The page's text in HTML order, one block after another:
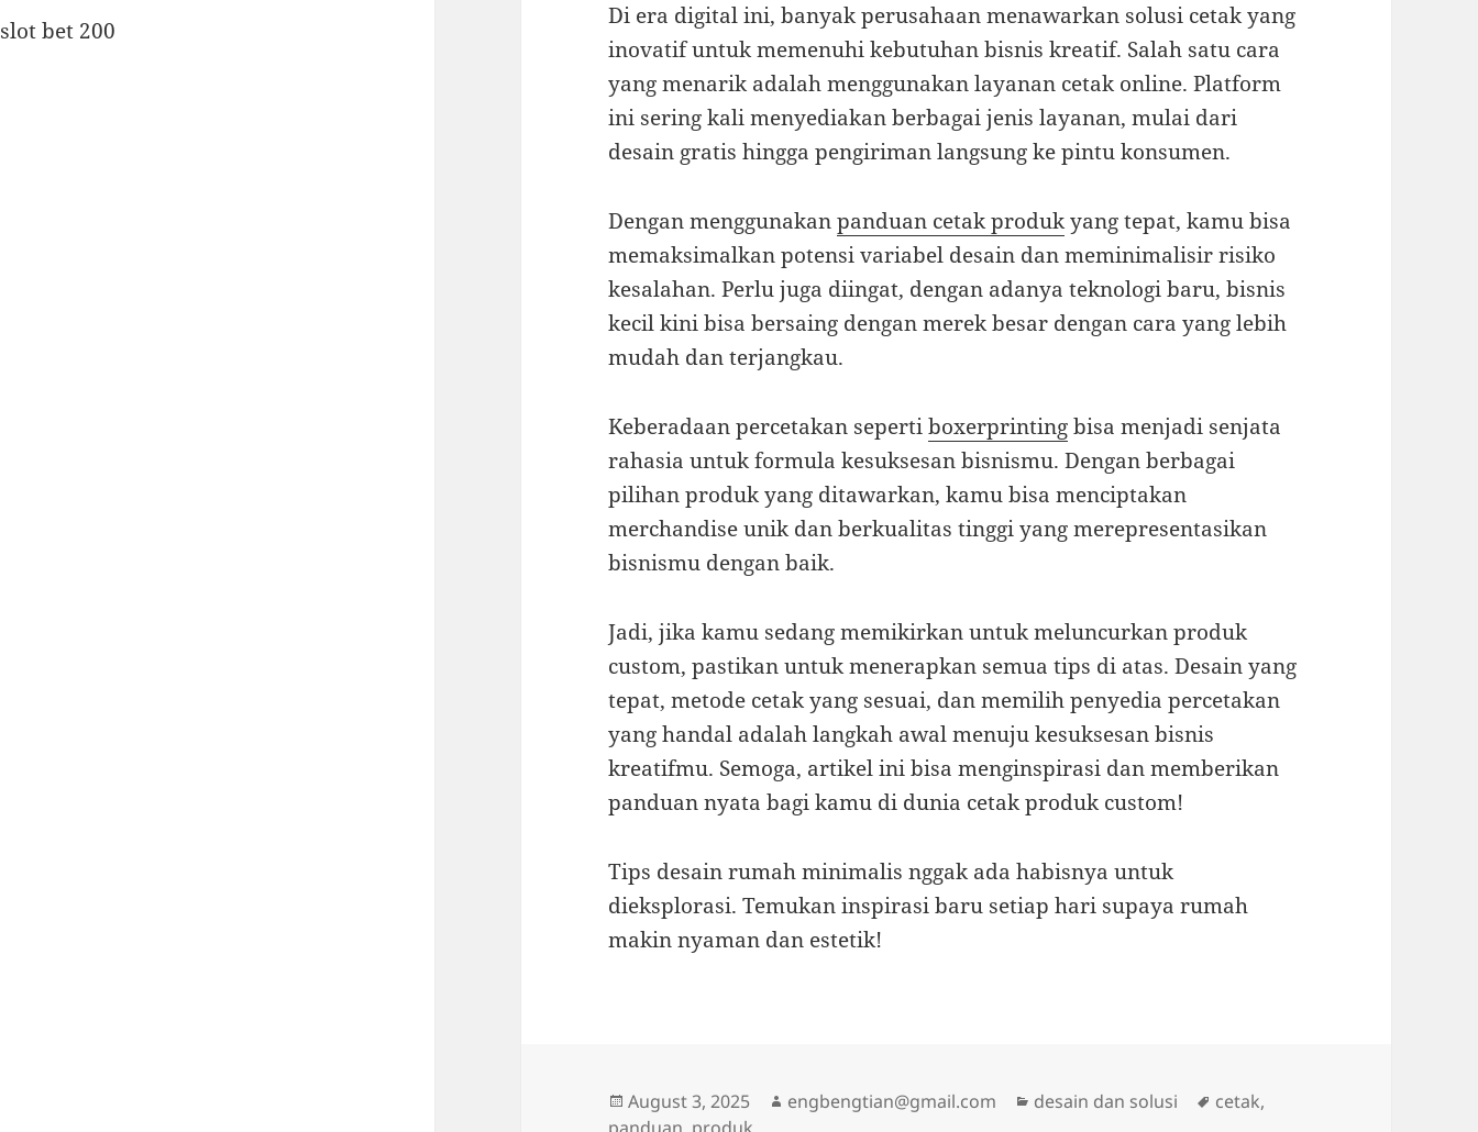
slot bet 200
Di era digital ini, banyak perusahaan menawarkan solusi cetak yang
inovatif untuk memenuhi kebutuhan bisnis kreatif. Salah satu cara
yang menarik adalah menggunakan layanan cetak online. Platform
ini sering kali menyediakan berbagai jenis layanan, mulai dari
desain gratis hingga pengiriman langsung ke pintu konsumen.
Dengan menggunakanpanduan cetak produkyang tepat, kamu bisa
memaksimalkan potensi variabel desain dan meminimalisir risiko
kesalahan. Perlu juga diingat, dengan adanya teknologi baru, bisnis
kecil kini bisa bersaing dengan merek besar dengan cara yang lebih
mudah dan terjangkau.
Keberadaan percetakan sepertiboxerprintingbisa menjadi senjata
rahasia untuk formula kesuksesan bisnismu. Dengan berbagai
pilihan produk yang ditawarkan, kamu bisa menciptakan
merchandise unik dan berkualitas tinggi yang merepresentasikan
bisnismu dengan baik.
Jadi, jika kamu sedang memikirkan untuk meluncurkan produk
custom, pastikan untuk menerapkan semua tips di atas. Desain yang
tepat, metode cetak yang sesuai, dan memilih penyedia percetakan
yang handal adalah langkah awal menuju kesuksesan bisnis
kreatifmu. Semoga, artikel ini bisa menginspirasi dan memberikan
panduan nyata bagi kamu di dunia cetak produk custom!
Tips desain rumah minimalis nggak ada habisnya untuk
dieksplorasi. Temukan inspirasi baru setiap hari supaya rumah
makin nyaman dan estetik!
Posted
on
August 3, 2025 Author
engbengtian@gmail.com Categories
desain dan solusi Tags
cetak,
panduan produk